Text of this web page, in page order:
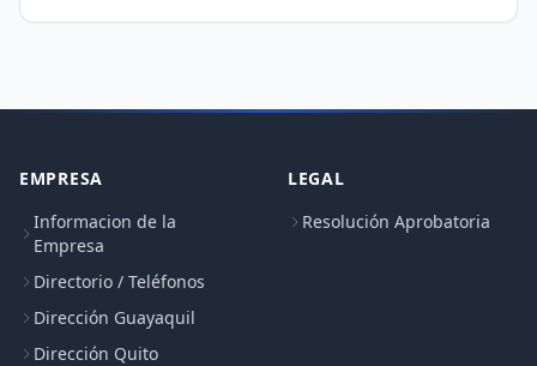
EMPRESA
Informacion de la
Empresa
Directorio / Teléfonos
Dirección Guayaquil
Dirección Quito
LEGAL
Resolución Aprobatoria